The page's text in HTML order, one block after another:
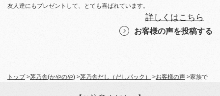
友人達にもプレゼントして、とても喜ばれています。
詳しくはこちら
お客様の声を投稿する
トップ>茅乃舎(かやのや) >茅乃舎だし（だしパック） >お客様の声 >家族で